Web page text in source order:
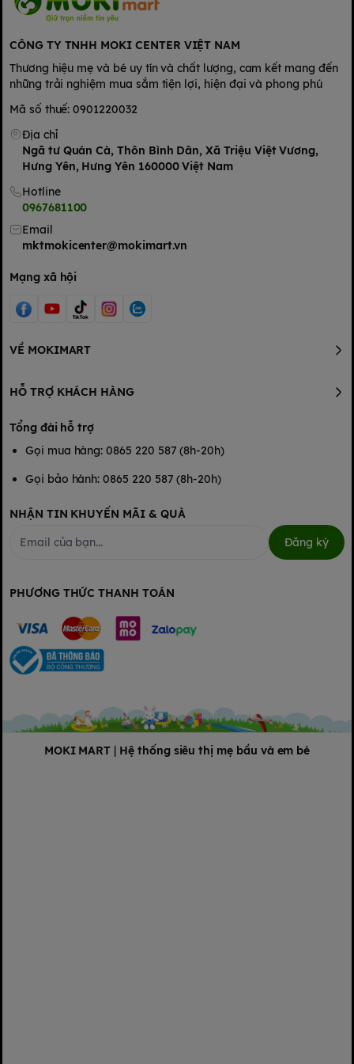
: Chất lượng và Giá cả hợp lý
CÔNG TY TNHH MOKI CENTER VIỆT NAM
Thương hiệu mẹ và bé uy tín và chất lượng, cam kết mang đến
những trải nghiệm mua sắm tiện lợi, hiện đại và phong phú
Mã số thuế: 0901220032
Địa chỉ
Ngã tư Quán Cà, Thôn Bình Dân, Xã Triệu Việt Vương,
Hưng Yên, Hưng Yên 160000 Việt Nam
Hotline
0967681100
Email
mktmokicenter@mokimart.vn
Mạng xã hội
VỀ MOKIMART
HỖ TRỢ KHÁCH HÀNG
Tổng đài hỗ trợ
Gọi mua hàng: 0865 220 587 (8h-20h)
Gọi bảo hành: 0865 220 587 (8h-20h)
NHẬN TIN KHUYẾN MÃI & QUÀ
Đăng ký
PHƯƠNG THỨC THANH TOÁN
MOKI MART | Hệ thống siêu thị mẹ bầu và em bé